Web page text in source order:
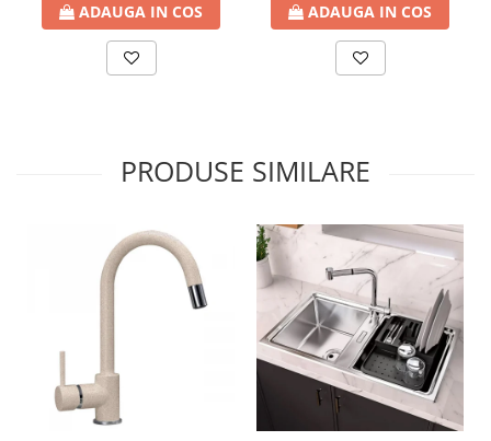
ADAUGA IN COS ADAUGA IN COS
PRODUSE SIMILARE